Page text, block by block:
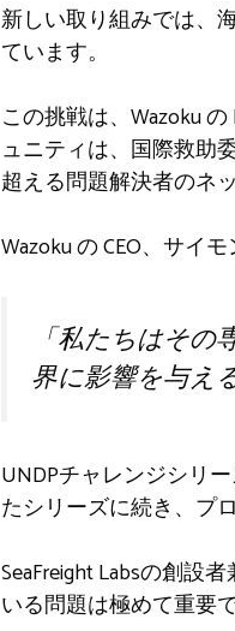
新しい取り組みでは、
ています。
この挑戦は、Wazoku
ュニティは、国際救助
超える問題解決者のネ
Wazoku の CEO、サイ
「私たちはそ
界に影響を与え
UNDPチャレンジシリ
たシリーズに続き、プ
SeaFreight Labsの創設
いる問題は極めて重要